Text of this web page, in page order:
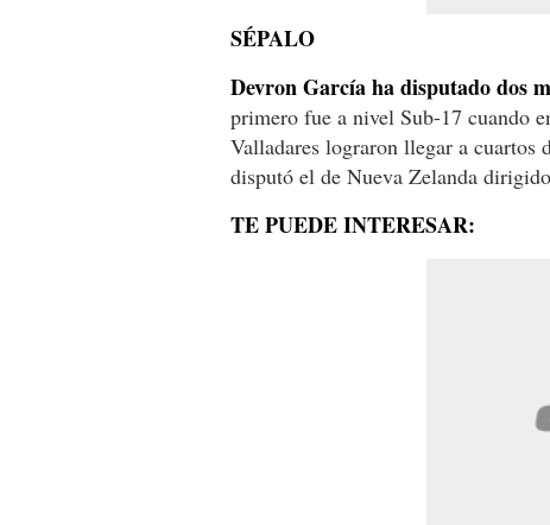
SÉPALO
Devron García ha disputado dos
primero fue a nivel Sub-17 cuando
Valladares lograron llegar a
disputó el de Nueva Zelanda
TE PUEDE INTERESAR: